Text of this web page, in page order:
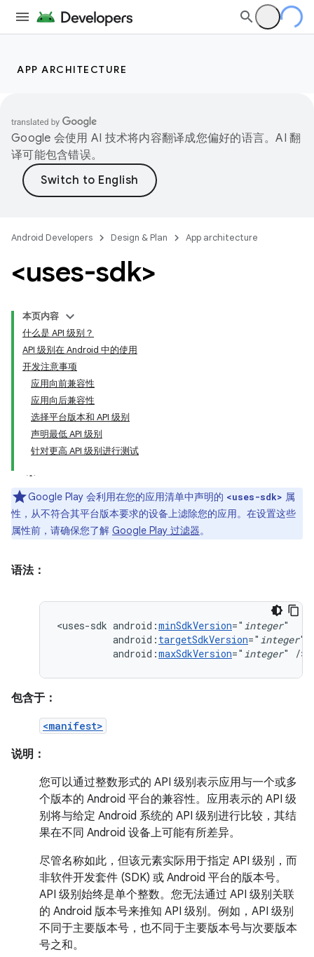
APP ARCHITECTURE
Google 会使用 AI 技术将内容翻译成您偏好的语言。AI 翻
译可能包含错误。
Android Developers Design & Plan App architecture
<uses-sdk>
本页内容
什么是 API 级别？
API 级别在 Android 中的使用
开发注意事项
应用向前兼容性
应用向后兼容性
选择平台版本和 API 级别
声明最低 API 级别
针对更高 API 级别进行测试
Google Play 会利用在您的应用清单中声明的 <uses-sdk> 属
性，从不符合其平台版本要求的设备上滤除您的应用。在设置这些
属性前，请确保您了解 Google Play 过滤器。
语法：
<uses-sdk android:minSdkVersion=" integer
android: targetSdkVersion=" integer
android:maxSdkVersion=" integer" />
包含于：
<manifest>
说明：
您可以通过整数形式的 API 级别表示应用与一个或多
个版本的 Android 平台的兼容性。应用表示的 API 级
别将与给定 Android 系统的 API 级别进行比较，其结
果在不同 Android 设备上可能有所差异。
尽管名称如此，但该元素实际用于指定 API 级别，而
非软件开发套件 (SDK) 或 Android 平台的版本号。
API 级别始终是单个整数。您无法通过 API 级别关联
的 Android 版本号来推知 API 级别。例如，API 级别
不同于主要版本号，也不同于主要版本号与次要版本
号之和。